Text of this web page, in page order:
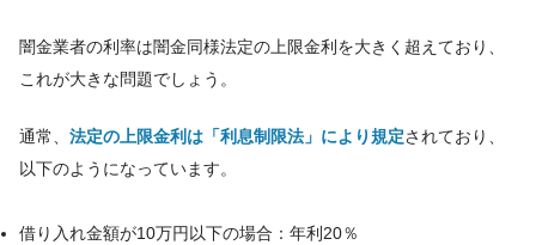
闇金業者の利率は闇金同様法定の上限金利を大きく超えており、
これが大きな問題でしょう。
通常、 法定の上限金利は「利息制限法」により規定されており、
以下のようになっています。
借り入れ金額が10万円以下の場合：年利20％